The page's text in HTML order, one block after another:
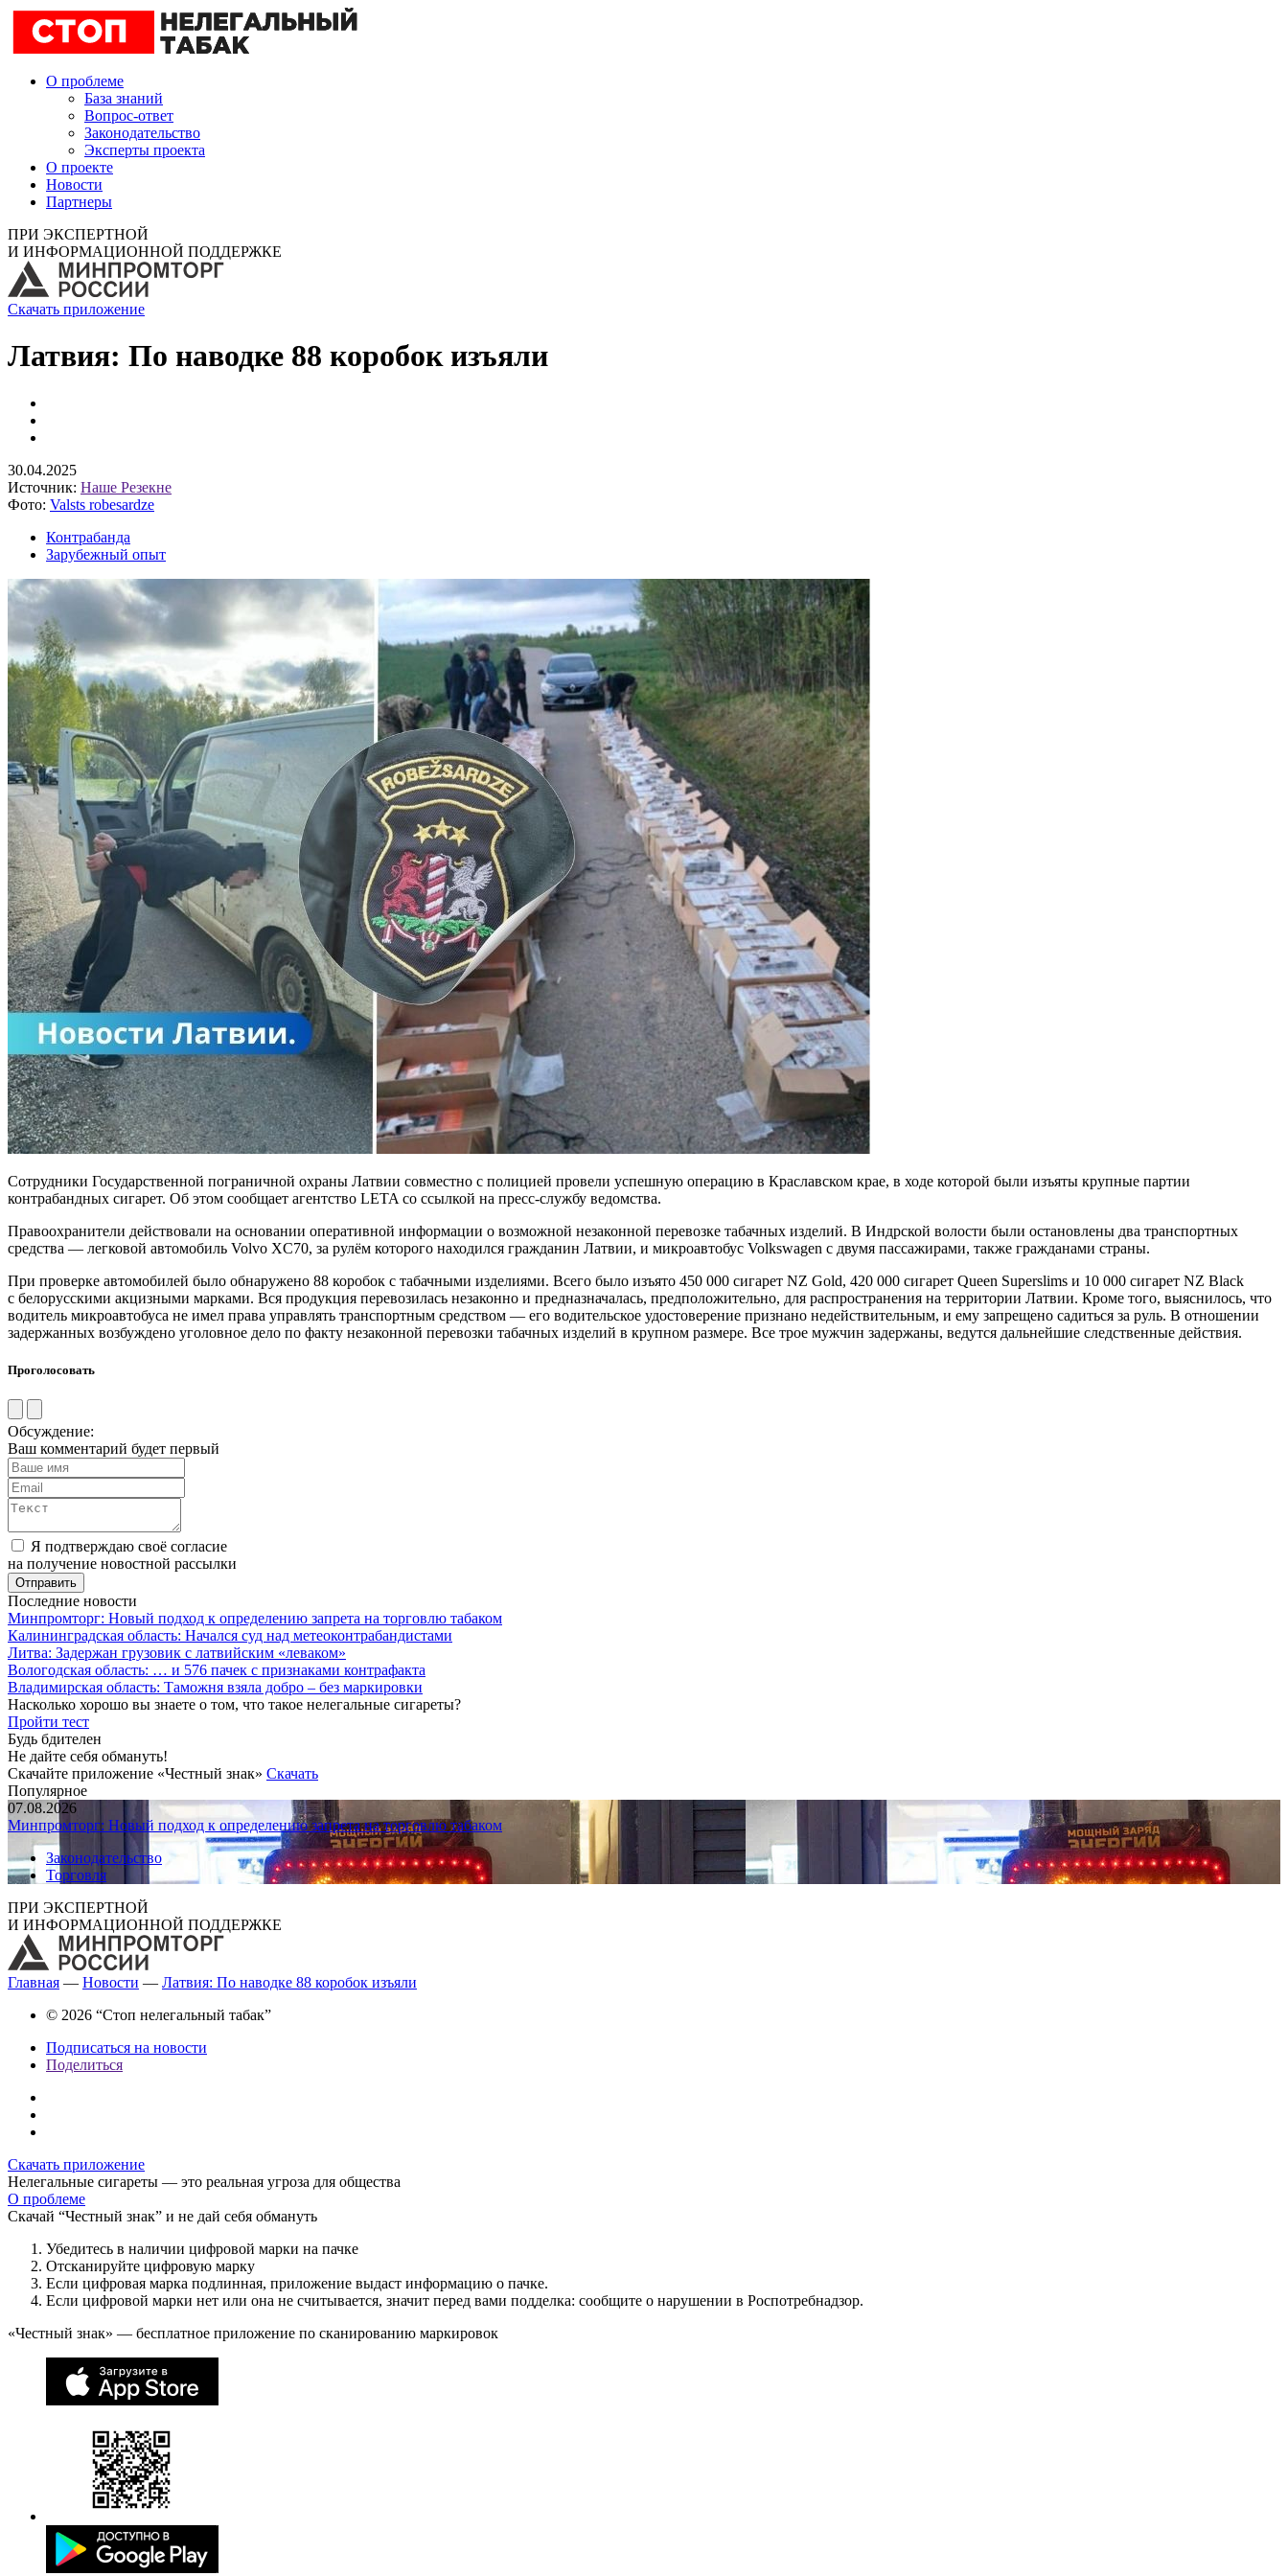
О проблеме
База знаний
Вопрос-ответ
Законодательство
Эксперты проекта
О проекте
Новости
Партнеры
ПРИ ЭКСПЕРТНОЙ
И ИНФОРМАЦИОННОЙ ПОДДЕРЖКЕ
Скачать приложение
Латвия: По наводке 88 коробок изъяли
30.04.2025
Источник: Наше Резекне
Фото: Valsts robesardze
Контрабанда
Зарубежный опыт
Сотрудники Государственной пограничной охраны Латвии совместно с полицией провели успешную операцию в Краславском крае, в ходе которой были изъяты крупные партии
контрабандных сигарет. Об этом сообщает агентство LETA со ссылкой на пресс-службу ведомства.
Правоохранители действовали на основании оперативной информации о возможной незаконной перевозке табачных изделий. В Индрской волости были остановлены два транспортных
средства — легковой автомобиль Volvo XC70, за рулём которого находился гражданин Латвии, и микроавтобус Volkswagen с двумя пассажирами, также гражданами страны.
При проверке автомобилей было обнаружено 88 коробок с табачными изделиями. Всего было изъято 450 000 сигарет NZ Gold, 420 000 сигарет Queen Superslims и 10 000 сигарет NZ Black
с белорусскими акцизными марками. Вся продукция перевозилась незаконно и предназначалась, предположительно, для распространения на территории Латвии. Кроме того, выяснилось, что
водитель микроавтобуса не имел права управлять транспортным средством — его водительское удостоверение признано недействительным, и ему запрещено садиться за руль. В отношении
задержанных возбуждено уголовное дело по факту незаконной перевозки табачных изделий в крупном размере. Все трое мужчин задержаны, ведутся дальнейшие следственные действия.
Проголосовать
Обсуждение:
Ваш комментарий будет первый
Я подтверждаю своё согласие
на получение новостной рассылки
Последние новости
Минпромторг: Новый подход к определению запрета на торговлю табаком
Калининградская область: Начался суд над метеоконтрабандистами
Литва: Задержан грузовик с латвийским «леваком»
Вологодская область: … и 576 пачек с признаками контрафакта
Владимирская область: Таможня взяла добро – без маркировки
Насколько хорошо вы знаете о том, что такое нелегальные сигареты?
Пройти тест
Будь бдителен
Не дайте себя обмануть!
Скачайте приложение «Честный знак» Скачать
Популярное
07.08.2026
Минпромторг: Новый подход к определению запрета на торговлю табаком
Законодательство
Торговля
ПРИ ЭКСПЕРТНОЙ
И ИНФОРМАЦИОННОЙ ПОДДЕРЖКЕ
Главная — Новости — Латвия: По наводке 88 коробок изъяли
© 2026 “Стоп нелегальный табак”
Подписаться на новости
Поделиться
Скачать приложение
Нелегальные сигареты — это реальная угроза для общества
О проблеме
Скачай “Честный знак” и не дай себя обмануть
Убедитесь в наличии цифровой марки на пачке
Отсканируйте цифровую марку
Если цифровая марка подлинная, приложение выдаст информацию о пачке.
Если цифровой марки нет или она не считывается, значит перед вами подделка: сообщите о нарушении в Роспотребнадзор.
«Честный знак» — бесплатное приложение по сканированию маркировок